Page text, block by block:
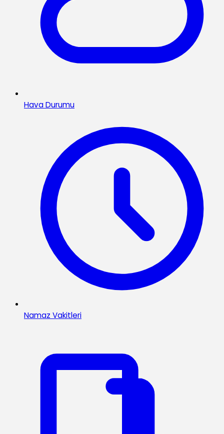
Hava Durumu
Namaz Vakitleri